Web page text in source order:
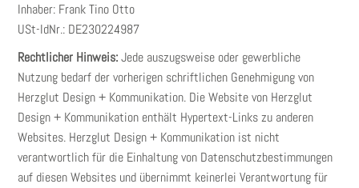
Inhaber: Frank Tino Otto
USt-IdNr.: DE230224987
Rechtlicher Hinweis:Jede auszugsweise oder gewerbliche
Nutzung bedarf der vorherigen schriftlichen Genehmigung von
Herzglut Design + Kommunikation. Die Website von Herzglut
Design + Kommunikation enthält Hypertext-Links zu anderen
Websites. Herzglut Design + Kommunikation ist nicht
verantwortlich für die Einhaltung von Datenschutzbestimmungen
auf diesen Websites und übernimmt keinerlei Verantwortung für